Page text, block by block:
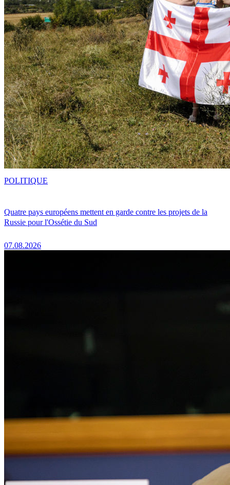
Quatre pays européens mettent en garde contre les projets de la
Russie pour l'Ossétie du Sud
07.08.2026
POLITIQUE